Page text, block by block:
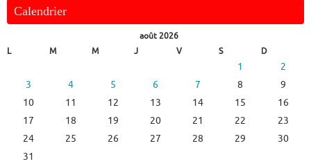
Calendrier
août 2026
L
M M J V S D
1
2
3
4 5 6 7 8
9
10
11 12 13 14 15
16
17
18 19 20 21 22
23
24
25 26 27 28 29
30
31